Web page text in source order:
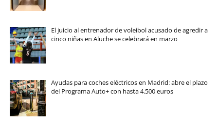
El juicio al entrenador de voleibol acusado de agredir a
cinco niñas en Aluche se celebrará en marzo
Ayudas para coches eléctricos en Madrid: abre el plazo
del Programa Auto+ con hasta 4.500 euros